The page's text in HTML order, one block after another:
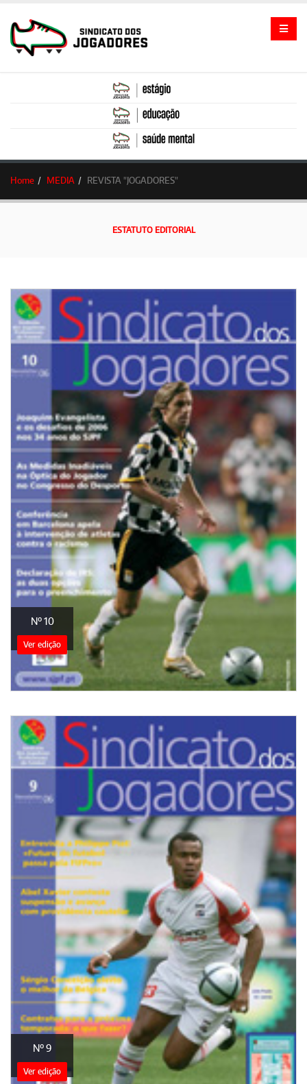
Home MEDIA REVISTA "JOGADORES"
ESTATUTO EDITORIAL
Nº 10
Ver edição
Nº 9
Ver edição